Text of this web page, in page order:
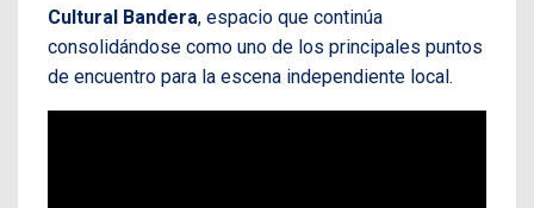
Cultural Bandera, espacio que continúa
consolidándose como uno de los principales puntos
de encuentro para la escena independiente local.